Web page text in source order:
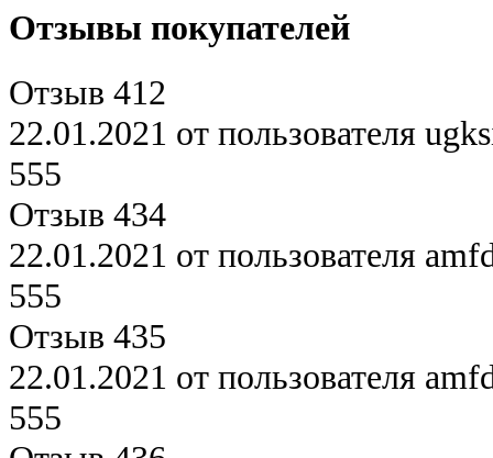
Отзывы покупателей
Отзыв 412
22.01.2021 от пользователя
555
Отзыв 434
22.01.2021 от пользователя
555
Отзыв 435
22.01.2021 от пользователя
555